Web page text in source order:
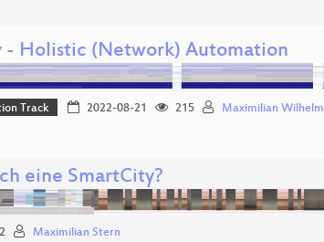
- Holistic (Network) Automation
Track 2022-08-21 215 Maximilian Wilhelm
eine SmartCity?
Maximilian Stern